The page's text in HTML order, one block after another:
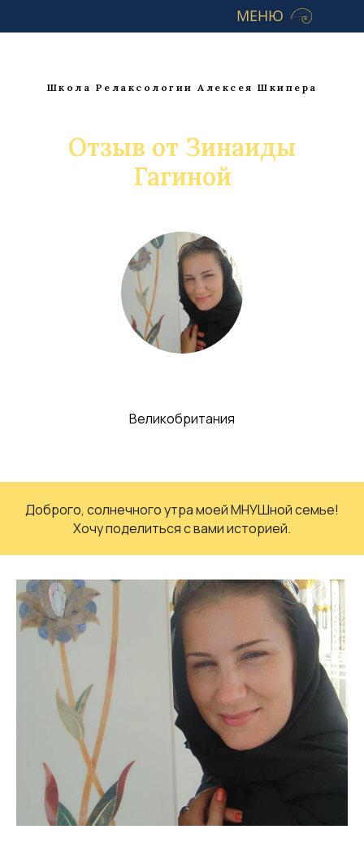
МЕНЮ
Школа Релаксологии Алексея Шкипера
Отзыв от Зинаиды
Гагиной
Великобритания
Доброго, солнечного утра моей МНУШной семье!
Хочу поделиться с вами историей.